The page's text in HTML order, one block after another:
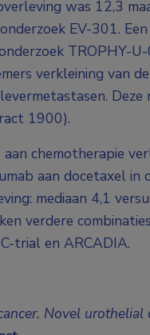
was 12,3
EV-301.
TROPHY-
verkleining van de
1900).
aan chemotherapie
aan docetaxel in
mediaan 4,1
verdere
trial en ARCADIA.
Novel